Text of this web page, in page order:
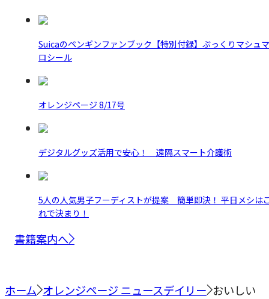
Suicaのペンギンファンブック【特別付録】ぷっくりマシュマ
ロシール
オレンジページ 8/17号
デジタルグッズ活用で安心！ 遠隔スマート介護術
5人の人気男子フーディストが提案 簡単即決！ 平日メシは
れで決まり！
書籍案内へ
ホーム オレンジページ ニュースデイリー おいしい